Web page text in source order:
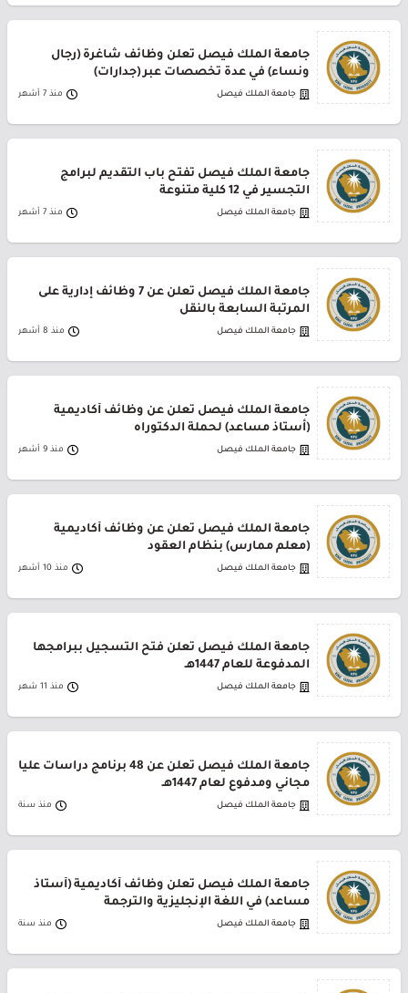
جامعة الملك فيصل تعلن وظائف شاغرة (رجال
ونساء) في عدة تخصصات عبر (جدارات)
جامعة الملك فيصل منذ 7 أشهر
جامعة الملك فيصل تفتح باب التقديم لبرامج
التجسير في 12 كلية متنوعة
جامعة الملك فيصل منذ 7 أشهر
جامعة الملك فيصل تعلن عن 7 وظائف إدارية على
المرتبة السابعة بالنقل
جامعة الملك فيصل منذ 8 أشهر
جامعة الملك فيصل تعلن عن وظائف أكاديمية
(أستاذ مساعد) لحملة الدكتوراه
جامعة الملك فيصل منذ 9 أشهر
جامعة الملك فيصل تعلن عن وظائف أكاديمية
(معلم ممارس) بنظام العقود
جامعة الملك فيصل منذ 10 أشهر
جامعة الملك فيصل تعلن فتح التسجيل ببرامجها
المدفوعة للعام 1447هـ
جامعة الملك فيصل منذ 11 شهر
جامعة الملك فيصل تعلن عن 48 برنامج دراسات عليا
مجاني ومدفوع لعام 1447هـ
جامعة الملك فيصل منذ سنة
جامعة الملك فيصل تعلن وظائف أكاديمية (أستاذ
مساعد) في اللغة الإنجليزية والترجمة
جامعة الملك فيصل منذ سنة